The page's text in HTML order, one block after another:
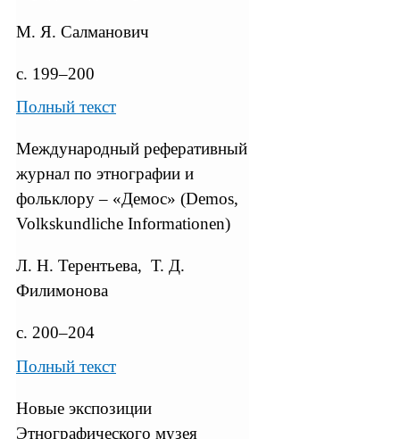
М. Я. Салманович
с. 199–200
Полный текст
Международный реферативный
журнал по этнографии и
фольклору – «Демос» (Demos,
Volkskundliche Informationen)
Л. Н. Терентьева, Т. Д.
Филимонова
с. 200–204
Полный текст
Новые экспозиции
Этнографического музея